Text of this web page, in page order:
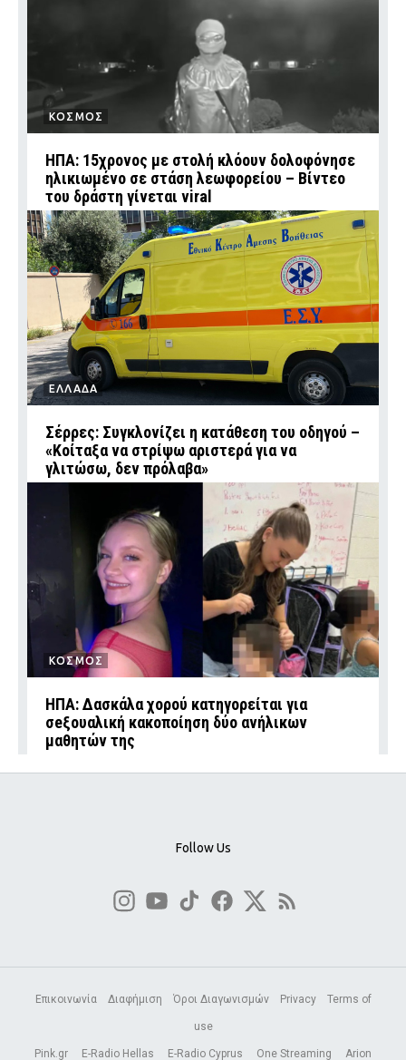
ΚΟΣΜΟΣ
ΗΠΑ: 15χρονος με στολή κλόουν δολοφόνησε
ηλικιωμένο σε στάση λεωφορείου – Βίντεο
του δράστη γίνεται viral
ΕΛΛΑΔΑ
Σέρρες: Συγκλονίζει η κατάθεση του οδηγού –
«Κοίταξα να στρίψω αριστερά για να
γλιτώσω, δεν πρόλαβα»
ΚΟΣΜΟΣ
ΗΠΑ: Δασκάλα χορού κατηγορείται για
σeξουαλική κακοποίηση δύο ανήλικων
μαθητών της
Follow Us
Επικοινωνία Διαφήμιση Όροι Διαγωνισμών Privacy Terms of
use
Pink.gr E-Radio Hellas E-Radio Cyprus One Streaming Arion